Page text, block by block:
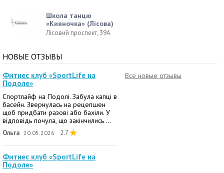
Школа танцю
«Кияночка» (Лісова)
Лісовий проспект, 39А
НОВЫЕ ОТЗЫВЫ
Фитнес клуб «SportLife на
Подоле»
Спортлайф на Подолі. Забула капці в
басейн. Звернулась на рецепшен
щоб придбати разові або бахіли. У
відповідь почула, що закінчились ...
Ольга 20.05.2026 2.7
Фитнес клуб «SportLife на
Подоле»
Все новые отзывы